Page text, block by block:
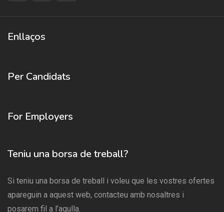
Enllaços
Per Candidats
For Employers
Teniu una borsa de treball?
Si teniu una borsa de treball i voleu que les vostres ofertes
apareguin a aquest web, contacteu amb nosaltres i
posarem fil a l’agulla.